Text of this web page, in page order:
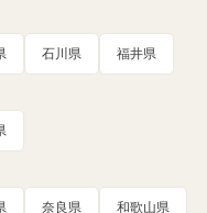
石川県 福井県
奈良県 和歌山県